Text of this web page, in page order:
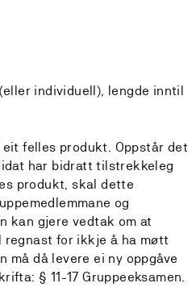
individuell), lengde inntil
felles produkt. Oppstår det
har bidratt tilstrekkeleg
produkt, skal dette
og
kan gjere vedtak om at
regnast for ikkje å ha møtt
må då levere ei ny oppgåve
§ 11-17 Gruppeeksamen.